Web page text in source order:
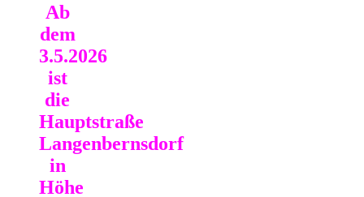
Ab
dem
3.5.2026
ist
die
Hauptstraße
Langenbernsdorf
in
Höhe